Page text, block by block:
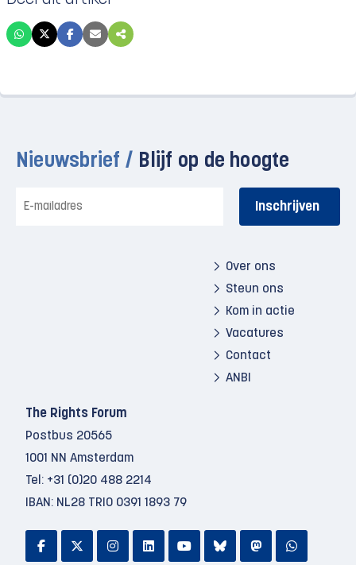
Nieuwsbrief / Blijf op de hoogte
mailadres
Over ons
Steun ons
Kom in actie
Vacatures
Contact
ANBI
The Rights Forum
Postbus 20565
1001 NN Amsterdam
Tel: +31 (0)20 488 2214
IBAN: NL28 TRIO 0391 1893 79